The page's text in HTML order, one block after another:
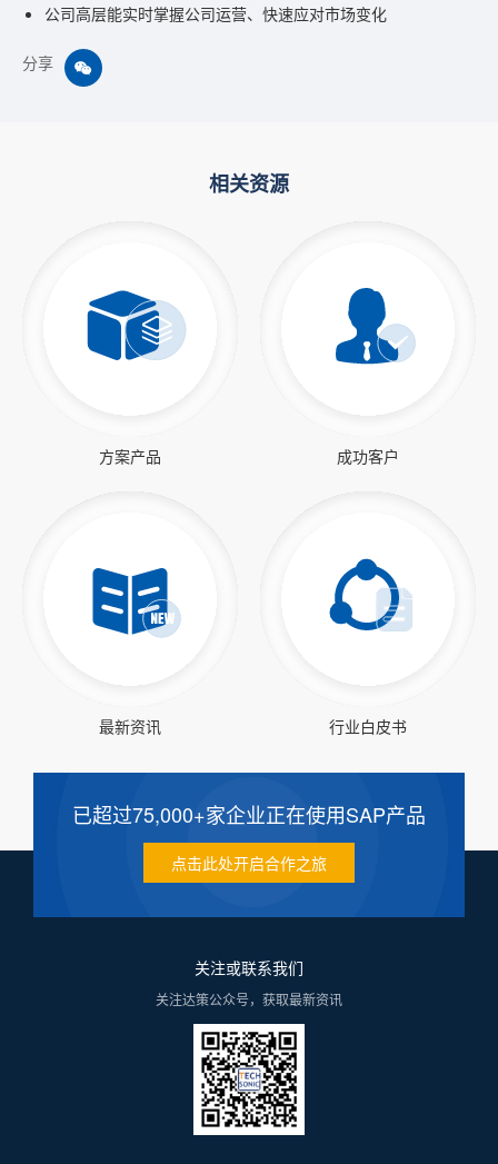
公司高层能实时掌握公司运营、快速应对市场变化
分享
相关资源
方案产品 成功客户
最新资讯 行业白皮书
已超过75,000+家企业正在使用SAP产品
点击此处开启合作之旅
关注或联系我们
关注达策公众号，获取最新资讯